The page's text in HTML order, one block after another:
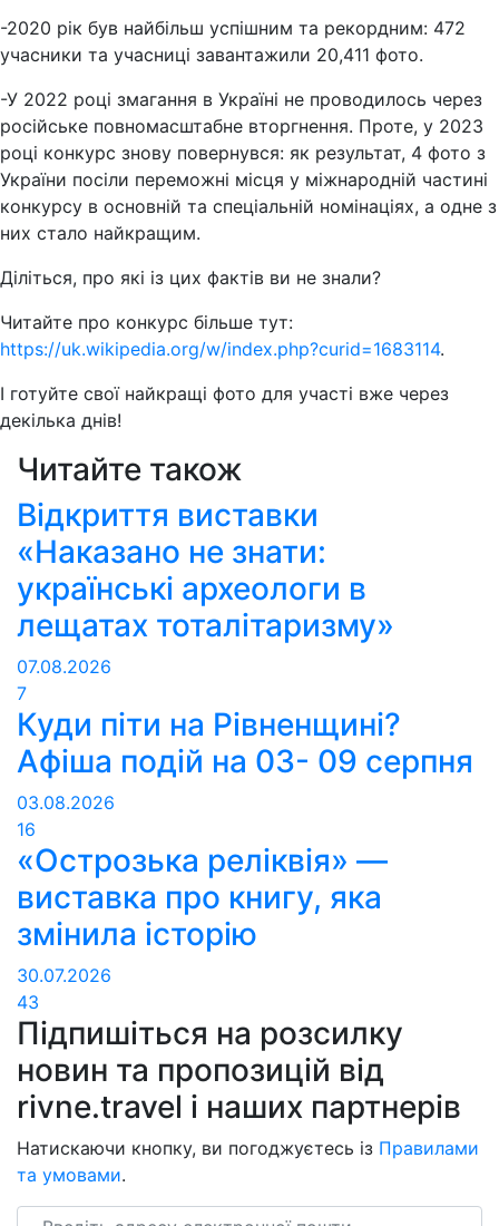
-2020 рік був найбільш успішним та рекордним: 472
учасники та учасниці завантажили 20,411 фото.
-У 2022 році змагання в Україні не проводилось через
російське повномасштабне вторгнення. Проте, у 2023
році конкурс знову повернувся: як результат, 4 фото з
України посіли переможні місця у міжнародній частині
конкурсу в основній та спеціальній номінаціях, а одне з
них стало найкращим.
Діліться, про які із цих фактів ви не знали?
Читайте про конкурс більше тут:
https://uk.wikipedia.org/w/index.php?curid=1683114.
І готуйте свої найкращі фото для участі вже через
декілька днів!
Читайте також
Відкриття виставки
«Наказано не знати:
українські археологи в
лещатах тоталітаризму»
07.08.2026
7
Куди піти на Рівненщині?
Афіша подій на 03- 09 серпня
03.08.2026
16
«Острозька реліквія» —
виставка про книгу, яка
змінила історію
30.07.2026
43
Підпишіться на розсилку
новин та пропозицій від
rivne.travel і наших партнерів
Натискаючи кнопку, ви погоджуєтесь із Правилами
та умовами.
Email